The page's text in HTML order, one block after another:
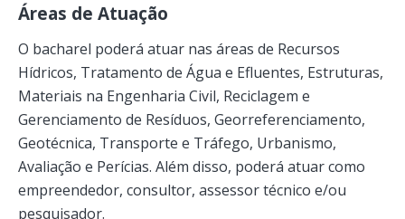
Áreas de Atuação
O bacharel poderá atuar nas áreas de Recursos
Hídricos, Tratamento de Água e Efluentes, Estruturas,
Materiais na Engenharia Civil, Reciclagem e
Gerenciamento de Resíduos, Georreferenciamento,
Geotécnica, Transporte e Tráfego, Urbanismo,
Avaliação e Perícias. Além disso, poderá atuar como
empreendedor, consultor, assessor técnico e/ou
pesquisador.